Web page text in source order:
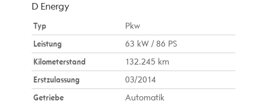
D Energy
Typ
Pkw
Leistung
63 kW / 86 PS
Kilometerstand
132.245 km
Erstzulassung
03/2014
Getriebe
Automatik